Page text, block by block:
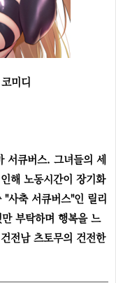
미디
서큐버스. 그녀들의 세
해 노동시간이 장기화
사축 서큐버스"인 릴리
부탁하며 행복을 느
전남 츠토무의 건전한